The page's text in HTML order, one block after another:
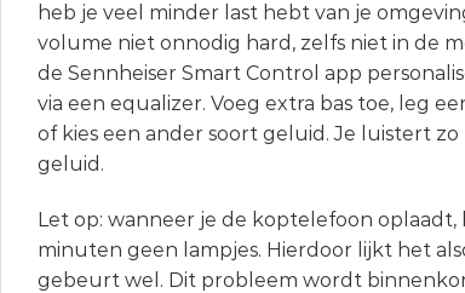
heb je veel minder last hebt van je
volume niet onnodig hard, zelfs niet in de
de Sennheiser Smart Control app
via een equalizer. Voeg extra bas toe, leg
of kies een ander soort geluid. Je luistert
geluid.
Let op: wanneer je de koptelefoon oplaadt,
minuten geen lampjes. Hierdoor lijkt het
gebeurt wel. Dit probleem wordt